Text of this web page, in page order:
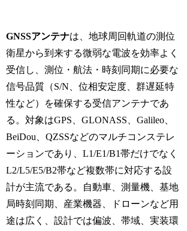
GNSSアンテナは、地球周回軌道の測位
衛星から到来する微弱な電波を効率よく
受信し、測位・航法・時刻同期に必要な
信号品質（S/N、位相安定度、群遅延特
性など）を確保する受信アンテナであ
る。対象はGPS、GLONASS、Galileo、
BeiDou、QZSSなどのマルチコンステレ
ーションであり、L1/E1/B1帯だけでなく
L2/L5/E5/B2帯など複数帯に対応する設
計が主流である。自動車、測量機、基地
局時刻同期、産業機器、ドローンなど用
途は広く、設計では偏波、帯域、実装環